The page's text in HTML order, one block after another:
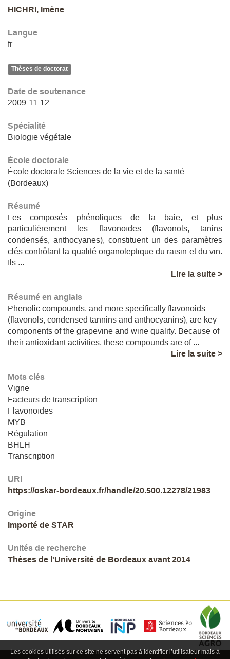
HICHRI, Imène
Langue
fr
Thèses de doctorat
Date de soutenance
2009-11-12
Spécialité
Biologie végétale
École doctorale
École doctorale Sciences de la vie et de la santé
(Bordeaux)
Résumé
Les composés phénoliques de la baie, et plus
particulièrement les flavonoïdes (flavonols, tanins
condensés, anthocyanes), constituent un des paramètres
clés contrôlant la qualité organoleptique du raisin et du vin.
Ils ...
Lire la suite >
Résumé en anglais
Phenolic compounds, and more specifically flavonoids
(flavonols, condensed tannins and anthocyanins), are key
components of the grapevine and wine quality. Because of
their antioxidant activities, these compounds are of ...
Lire la suite >
Mots clés
Vigne
Facteurs de transcription
Flavonoïdes
MYB
Régulation
BHLH
Transcription
URI
https://oskar-bordeaux.fr/handle/20.500.12278/21983
Origine
Importé de STAR
Unités de recherche
Thèses de l'Université de Bordeaux avant 2014
Les cookies utilisés sur ce site ne servent pas à identifier l’utilisateur mais à